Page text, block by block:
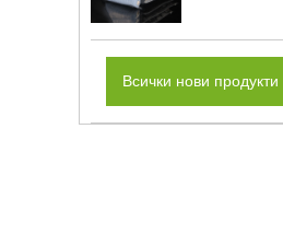
Всички нови продукти